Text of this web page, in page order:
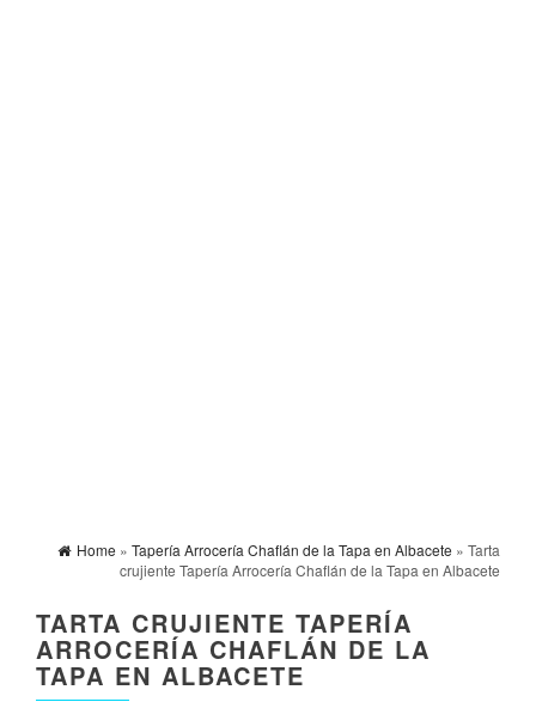
Home » Tapería Arrocería Chaflán de la Tapa en Albacete » Tarta
crujiente Tapería Arrocería Chaflán de la Tapa en Albacete
TARTA CRUJIENTE TAPERÍA
ARROCERÍA CHAFLÁN DE LA
TAPA EN ALBACETE